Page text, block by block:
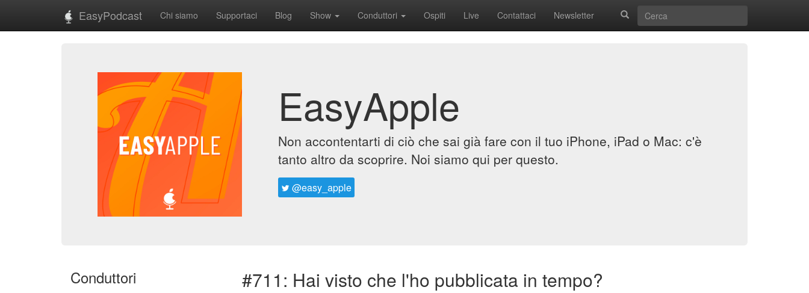
EasyPodcast Chi siamo Supportaci Blog Show Conduttori Ospiti Live Contattaci Newsletter
EasyApple
Non accontentarti di ciò che sai già fare con il tuo iPhone, iPad o Mac: c'è
tanto altro da scoprire. Noi siamo qui per questo.
@easy_apple
Conduttori #711: Hai visto che l'ho pubblicata in tempo?